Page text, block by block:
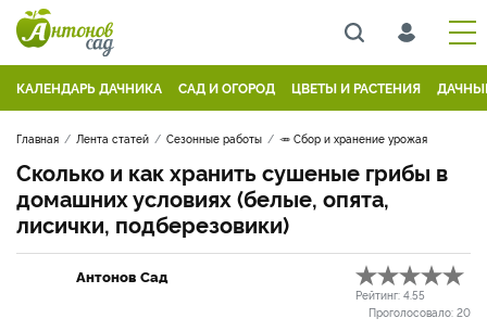
КАЛЕНДАРЬ ДАЧНИКА САД И ОГОРОД ЦВЕТЫ И РАСТЕНИЯ
Главная Лента статей Сезонные работы 🥕 Сбор и хранение урожая
Сколько и как хранить сушеные грибы в
домашних условиях (белые, опята,
лисички, подберезовики)
Антонов Сад
Рейтинг: 4.55
Проголосовало: 20